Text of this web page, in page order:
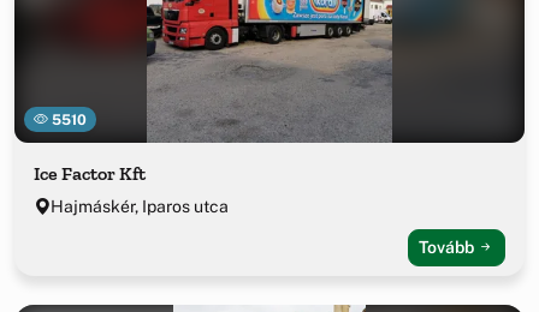
5510
Ice Factor Kft
Hajmáskér, Iparos utca
Tovább